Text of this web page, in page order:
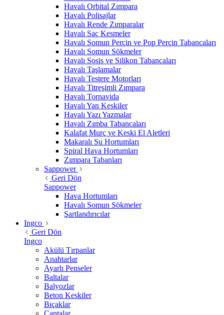
Havalı Orbital Zımpara
Havalı Polisajlar
Havalı Rende Zımparalar
Havalı Saç Kesmeler
Havalı Somun Perçin ve Pop Perçin Tabancaları
Havalı Somun Sökmeler
Havalı Sosis ve Silikon Tabancaları
Havalı Taşlamalar
Havalı Testere Motorları
Havalı Titreşimli Zımpara
Havalı Tornavida
Havalı Yan Keskiler
Havalı Yazı Yazmalar
Havalı Zımba Tabancaları
Kalafat Murç ve Keski El Aletleri
Makaralı Su Hortumları
Spiral Hava Hortumları
Zımpara Tabanları
Sappower
Geri Dön
Sappower
Hava Hortumları
Havalı Somun Sökmeler
Şartlandırıcılar
Ingco
Geri Dön
Ingco
Akülü Tırpanlar
Anahtarlar
Ayarlı Penseler
Baltalar
Balyozlar
Beton Keskiler
Bıçaklar
Çantalar